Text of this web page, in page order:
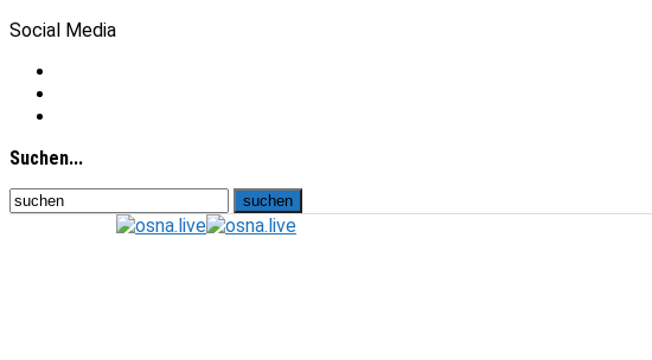
Social Media
Suchen...